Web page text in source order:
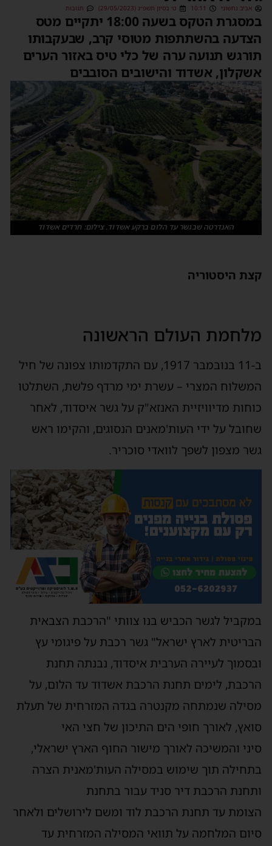
אביב נחשוני 10:11 ט׳ בסיון תשפ״ג (29/05/2023) תגובות
במסגרת הטקס בשעה 18:00 יתקיים מטס
הצדעה בהשתתפות מטוסי קרב, שבעקבותו
תורגש תנועה ערה של כלי טיס באזור הערים
אשקלון, אשדוד והישובים הסובבים
האנדרטה שבגשר עד הלום ברקע אשדוד. צילום: חרדים אשדוד
קצת היסטוריה
מלחמת העולם הראשונה
ב-11 בנובמבר 1917, עם התקדמותו צפונה של חיל
המשלוח המצרי – עשרת ימי מרדף פלשת, השתלטו
כוחות מדיוויזיית האנזא"ק על גשר איסדוד, לאחר
שחובל על ידי העות'מאנים הנסוגים, והקימו ראש
גשר מצפון לשפך לוואדי סוכריר.
במקביל לגשר הכביש בנו צוותי "הרכבת הצבאית
הבריטית לארץ ישראל" גשר רכבת על פיגומי עץ
ובסמוך לעיירה הערבית איסדוד, נבנתה תחנת
הרכבת, לימים תחנת הרכבת אשדוד עד הלום, על
מסילה שנמתחה מקנטרה בגדה המזרחית של תעלת
סואץ, לאורך חופי הים התיכון של חצי האי
סיני והמשיכה לאורך מישור החוף הארץ ישראלי,
בתחילה תוך שימוש במסילה העות'מאנית הצרה
ותחנת הרכבת דיר סניד עבור בתחנת
הצומת עד תחנת הרכבת לוד ומשם לירושלים ולאחר
סיום המלחמה על תוואי המסילה המזרחית עד